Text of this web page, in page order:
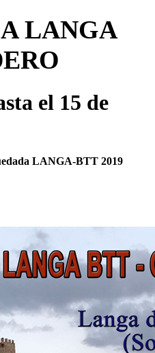
LANGA
el 15 de
LANGA-BTT 2019